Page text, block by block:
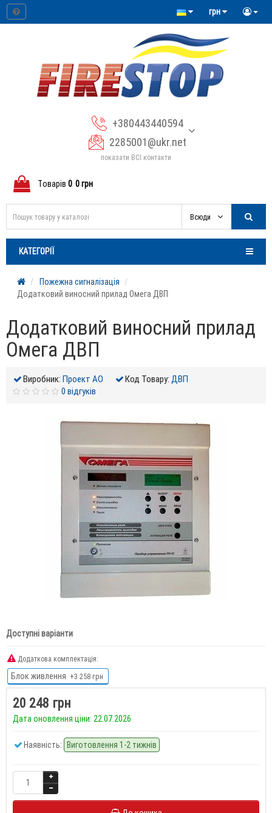
грн
+380443440594
2285001@ukr.net
показати ВСІ контакти
Tоварів 0 0 грн
Всюди
КАТЕГОРІЇ
Пожежна сигналізація
Додатковий виносний прилад Омега ДВП
Додатковий виносний прилад
Омега ДВП
Виробник: Проект АО Код Товару: ДВП
0 відгуків
Доступні варіанти
Додаткова комплектація:
Блок живлення +3 258 грн
20 248 грн
Дата оновлення ціни: 22.07.2026
Наявність: Виготовлення 1-2 тижнів